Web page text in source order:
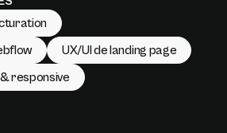
UX/UI de landing page
responsive